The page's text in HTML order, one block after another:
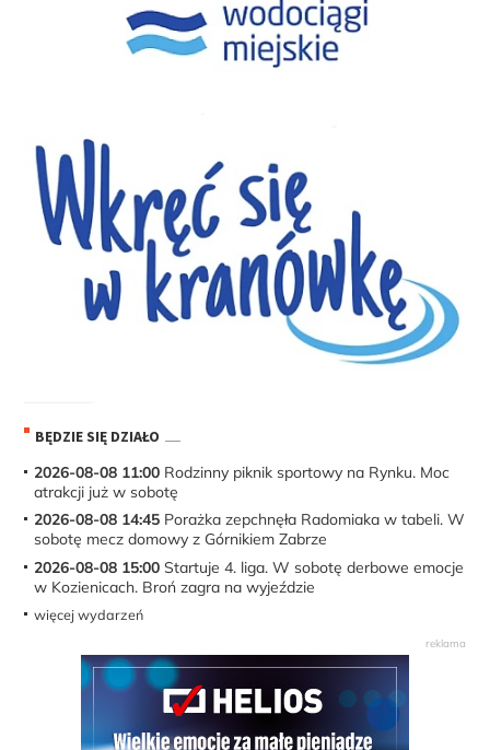
BĘDZIE SIĘ DZIAŁO
2026-08-08 11:00 Rodzinny piknik sportowy na Rynku. Moc
atrakcji już w sobotę
2026-08-08 14:45 Porażka zepchnęła Radomiaka w tabeli. W
sobotę mecz domowy z Górnikiem Zabrze
2026-08-08 15:00 Startuje 4. liga. W sobotę derbowe emocje
w Kozienicach. Broń zagra na wyjeździe
więcej wydarzeń